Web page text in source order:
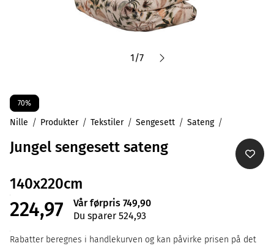
1/7
70%
Nille Produkter Tekstiler Sengesett Sateng
Jungel sengesett sateng
140x220cm
224,97
Vår førpris 749,90
Du sparer 524,93
Rabatter beregnes i handlekurven og kan påvirke prisen på det